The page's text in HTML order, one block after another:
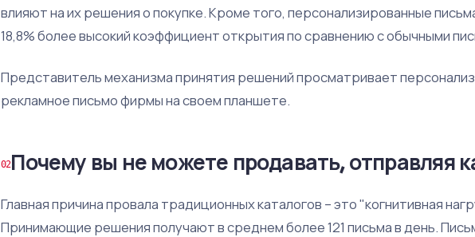
влияют на их решения о покупке. Кроме того, персонализированные
18,8% более высокий коэффициент открытия по сравнению с обычными
Представитель механизма принятия решений просматривает
рекламное письмо фирмы на своем планшете.
Почему вы не можете продавать, отправляя
Главная причина провала традиционных каталогов – это "когнитивная
Принимающие решения получают в среднем более 121 письма в день.